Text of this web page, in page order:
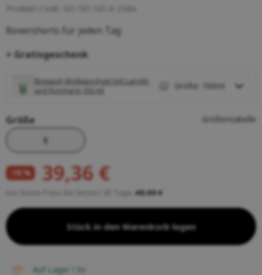
Boxershorts für jeden Tag
+ Gratisgeschenk
Biowash Wollwaschgel mit Lanolin
und Rosmarin 100 ml
Größe
Größentabelle
S
-18 % 39,36 €
48,00 €
Stück in den Warenkorb legen
auf Lager 1 ks